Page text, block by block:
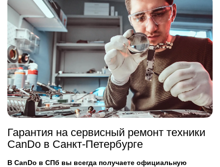
Гарантия на сервисный ремонт техники
CanDo в Санкт-Петербурге
В CanDo в СПб вы всегда получаете официальную